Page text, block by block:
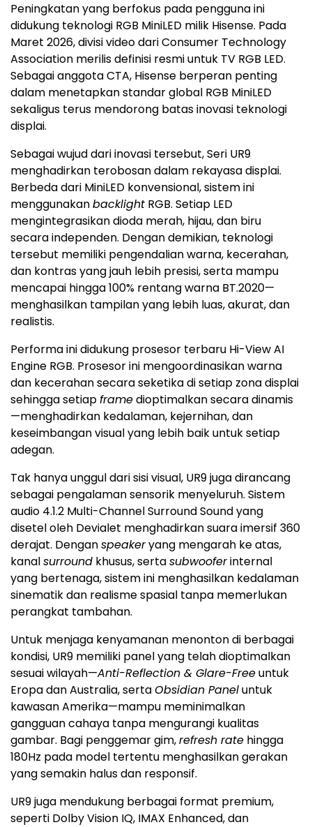
Peningkatan yang berfokus pada pengguna ini
didukung teknologi RGB MiniLED milik Hisense. Pada
Maret 2026, divisi video dari Consumer Technology
Association merilis definisi resmi untuk TV RGB LED.
Sebagai anggota CTA, Hisense berperan penting
dalam menetapkan standar global RGB MiniLED
sekaligus terus mendorong batas inovasi teknologi
displai.
Sebagai wujud dari inovasi tersebut, Seri UR9
menghadirkan terobosan dalam rekayasa displai.
Berbeda dari MiniLED konvensional, sistem ini
menggunakanbacklight RGB. Setiap LED
mengintegrasikan dioda merah, hijau, dan biru
secara independen. Dengan demikian, teknologi
tersebut memiliki pengendalian warna, kecerahan,
dan kontras yang jauh lebih presisi, serta mampu
mencapai hingga 100% rentang warna BT.2020—
menghasilkan tampilan yang lebih luas, akurat, dan
realistis.
Performa ini didukung prosesor terbaru Hi-View AI
Engine RGB. Prosesor ini mengoordinasikan warna
dan kecerahan secara seketika di setiap zona displai
sehingga setiapframedioptimalkan secara dinamis
—menghadirkan kedalaman, kejernihan, dan
keseimbangan visual yang lebih baik untuk setiap
adegan.
Tak hanya unggul dari sisi visual, UR9 juga dirancang
sebagai pengalaman sensorik menyeluruh. Sistem
audio 4.1.2 Multi-Channel Surround Sound yang
disetel oleh Devialet menghadirkan suara imersif 360
derajat. Denganspeakeryang mengarah ke atas,
kanalsurround khusus, sertasubwooferinternal
yang bertenaga, sistem ini menghasilkan kedalaman
sinematik dan realisme spasial tanpa memerlukan
perangkat tambahan.
Untuk menjaga kenyamanan menonton di berbagai
kondisi, UR9 memiliki panel yang telah dioptimalkan
sesuai wilayah—Anti-Reflection & Glare-Freeuntuk
Eropa dan Australia, sertaObsidian Paneluntuk
kawasan Amerika—mampu meminimalkan
gangguan cahaya tanpa mengurangi kualitas
gambar. Bagi penggemar gim,refresh rate hingga
180Hz pada model tertentu menghasilkan gerakan
yang semakin halus dan responsif.
UR9 juga mendukung berbagai format premium,
seperti Dolby Vision IQ, IMAX Enhanced, dan